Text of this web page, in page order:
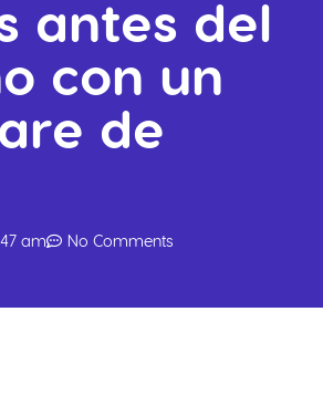
antes del
con un
de
am No Comments